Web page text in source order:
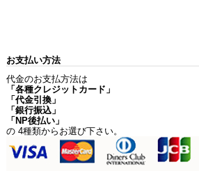
お支払い方法
代金のお支払方法は
「各種クレジットカード」
「代金引換」
「銀行振込」
「NP後払い」
の 4種類からお選び下さい。